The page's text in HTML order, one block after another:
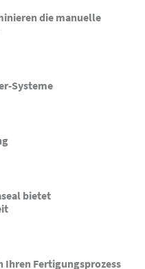
die manuelle
Systeme
bietet
Ihren Fertigungsprozess